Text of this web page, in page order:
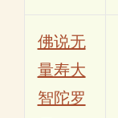
佛说无
量寿大
智陀罗